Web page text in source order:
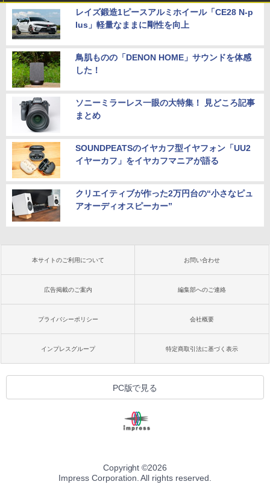
レイズ鍛造1ピースアルミホイール「CE28 N-p
lus」軽量なままに剛性を向上
鳥肌ものの「DENON HOME」サウンドを体感
した！
ソニーミラーレス一眼の大特集！ 見どころ記事
まとめ
SOUNDPEATSのイヤカフ型イヤフォン「UU2
イヤーカフ」をイヤカフマニアが語る
クリエイティブが作った2万円台の“小さなピュ
アオーディオスピーカー”
本サイトのご利用について お問い合わせ
広告掲載のご案内 編集部へのご連絡
プライバシーポリシー 会社概要
インプレスグループ 特定商取引法に基づく表示
PC版で見る
Copyright ©2026
Impress Corporation. All rights reserved.